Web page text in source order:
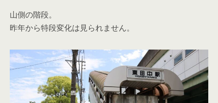
山側の階段。
昨年から特段変化は見られません。